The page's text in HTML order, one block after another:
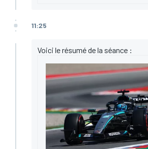
11:25
Voici le résumé de la séance :